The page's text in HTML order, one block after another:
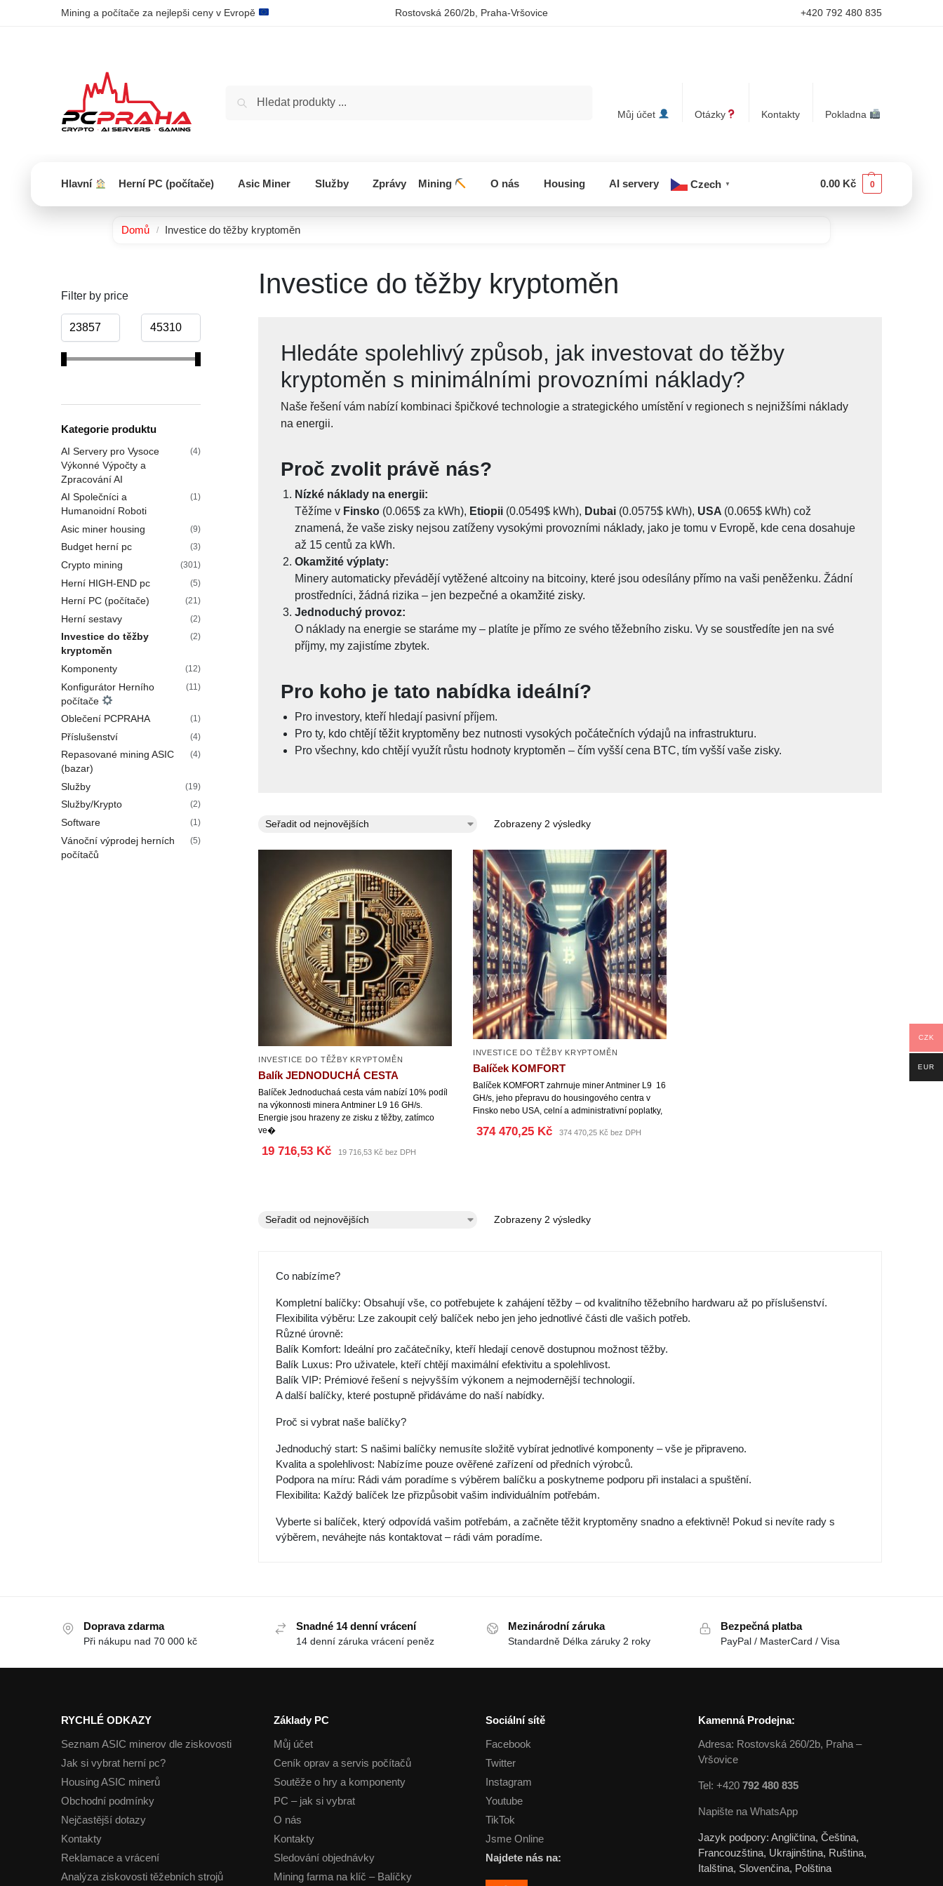
Mining a počítače za nejlepši ceny v Evropě Rostovská 260/2b, Praha-Vršovice +420 792 480 835
Můj účet Otázky Kontakty Pokladna
Hlavní Herní PC (počítače) Asic Miner Služby Zprávy Mining O nás Housing AI servery Czech ▼ 0.00 Kč 0
Domů / Investice do těžby kryptoměn
Investice do těžby kryptoměn
Hledáte spolehlivý způsob, jak investovat do těžby
kryptoměn s minimálními provozními náklady?
Naše řešení vám nabízí kombinaci špičkové technologie a strategického umístění v regionech s nejnižšími náklady
na energii.
Proč zvolit právě nás?
Nízké náklady na energii:
Těžíme v Finsko(0.065$ za kWh), Etiopii(0.0549$ kWh), Dubai (0.0575$ kWh), USA (0.065$ kWh) což
znamená, že vaše zisky nejsou zatíženy vysokými provozními náklady, jako je tomu v Evropě, kde cena dosahuje
až 15 centů za kWh.
Okamžité výplaty:
Minery automaticky převádějí vytěžené altcoiny na bitcoiny, které jsou odesílány přímo na vaši peněženku. Žádní
prostředníci, žádná rizika – jen bezpečné a okamžité zisky.
Jednoduchý provoz:
O náklady na energie se staráme my – platíte je přímo ze svého těžebního zisku. Vy se soustředíte jen na své
příjmy, my zajistíme zbytek.
Pro koho je tato nabídka ideální?
Pro investory, kteří hledají pasivní příjem.
Pro ty, kdo chtějí těžit kryptoměny bez nutnosti vysokých počátečních výdajů na infrastrukturu.
Pro všechny, kdo chtějí využít růstu hodnoty kryptoměn – čím vyšší cena BTC, tím vyšší vaše zisky.
Zobrazeny 2 výsledky
INVESTICE DO TĚŽBY KRYPTOMĚN
Balík JEDNODUCHÁ CESTA
Balíček Jednoduchaá cesta vám nabízí 10% podíl
na výkonnosti minera Antminer L9 16 GH/s.
Energie jsou hrazeny ze zisku z těžby, zatímco
ve�
19 716,53 Kč 19 716,53 Kč bez DPH
INVESTICE DO TĚŽBY KRYPTOMĚN
Balíček KOMFORT
Balíček KOMFORT zahrnuje miner Antminer L9 16
GH/s, jeho přepravu do housingového centra v
Finsko nebo USA, celní a administrativní poplatky,
374 470,25 Kč 374 470,25 Kč bez DPH
Zobrazeny 2 výsledky
Co nabízíme?
Kompletní balíčky: Obsahují vše, co potřebujete k zahájení těžby – od kvalitního těžebního hardwaru až po příslušenství.
Flexibilita výběru: Lze zakoupit celý balíček nebo jen jeho jednotlivé části dle vašich potřeb.
Různé úrovně:
Balík Komfort: Ideální pro začátečníky, kteří hledají cenově dostupnou možnost těžby.
Balík Luxus: Pro uživatele, kteří chtějí maximální efektivitu a spolehlivost.
Balík VIP: Prémiové řešení s nejvyšším výkonem a nejmodernější technologií.
A další balíčky, které postupně přidáváme do naší nabídky.
Proč si vybrat naše balíčky?
Jednoduchý start: S našimi balíčky nemusíte složitě vybírat jednotlivé komponenty – vše je připraveno.
Kvalita a spolehlivost: Nabízíme pouze ověřené zařízení od předních výrobců.
Podpora na míru: Rádi vám poradíme s výběrem balíčku a poskytneme podporu při instalaci a spuštění.
Flexibilita: Každý balíček lze přizpůsobit vašim individuálním potřebám.
Vyberte si balíček, který odpovídá vašim potřebám, a začněte těžit kryptoměny snadno a efektivně! Pokud si nevíte rady s
výběrem, neváhejte nás kontaktovat – rádi vám poradíme.
Filter by price
Kategorie produktu
AI Servery pro Vysoce
Výkonné Výpočty a
Zpracování AI
(4)
AI Společníci a
Humanoidní Roboti
(1)
Asic miner housing (9)
Budget herní pc (3)
Crypto mining (301)
Herní HIGH-END pc (5)
Herní PC (počítače) (21)
Herní sestavy (2)
Investice do těžby
kryptoměn
(2)
Komponenty (12)
Konfigurátor Herního
počítače
(11)
Oblečení PCPRAHA (1)
Příslušenství (4)
Repasované mining ASIC
(bazar)
(4)
Služby (19)
Služby/Krypto (2)
Software (1)
Vánoční výprodej herních
počítačů
(5)
Doprava zdarma
Při nákupu nad 70 000 kč
Snadné 14 denní vrácení
14 denní záruka vrácení peněz
Mezinárodní záruka
Standardně Délka záruky 2 roky
Bezpečná platba
PayPal / MasterCard / Visa
RYCHLÉ ODKAZY
Seznam ASIC minerov dle ziskovosti
Jak si vybrat herní pc?
Housing ASIC minerů
Obchodní podmínky
Nejčastější dotazy
Kontakty
Reklamace a vrácení
Analýza ziskovosti těžebních strojů
Základy PC
Můj účet
Ceník oprav a servis počítačů
Soutěže o hry a komponenty
PC – jak si vybrat
O nás
Kontakty
Sledování objednávky
Mining farma na klíč – Balíčky
Sociální sítě
Facebook
Twitter
Instagram
Youtube
TikTok
Jsme Online
Najdete nás na:
Kamenná Prodejna:
Adresa: Rostovská 260/2b, Praha –
Vršovice
Tel: +420 792 480 835
Napište na WhatsApp
Jazyk podpory: Angličtina, Čeština,
Francouzština, Ukrajinština, Ruština,
Italština, Slovenčina, Polština
CZK
EUR